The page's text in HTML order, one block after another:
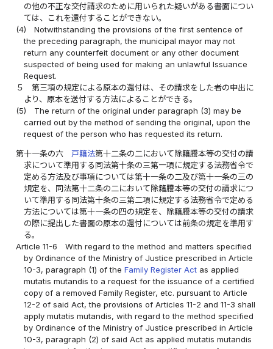
の他の不正な交付請求のために用いられた疑いがある書面につい
ては、これを還付することができない。
(4)
Notwithstanding the provisions of the first sentence of
the preceding paragraph, the municipal mayor may not
return any counterfeit document or any other document
suspected of being used for making an unlawful Issuance
Request.
５
第三項の規定による原本の還付は、その請求をした者の申出に
より、原本を送付する方法によることができる。
(5)
The return of the original under paragraph (3) may be
carried out by the method of sending the original, upon the
request of the person who has requested its return.
第十一条の六 戸籍法第十二条の二において除籍謄本等の交付の請
求について準用する同法第十条の三第一項に規定する法務省令で
定める方法及び事項については第十一条の二及び第十一条の三の
規定を、同法第十二条の二において除籍謄本等の交付の請求につ
いて準用する同法第十条の三第二項に規定する法務省令で定める
方法については第十一条の四の規定を、除籍謄本等の交付の請求
の際に提出した書面の原本の還付については前条の規定を準用す
る。
Article 11-6
With regard to the method and matters specified
by Ordinance of the Ministry of Justice prescribed in Article
10-3, paragraph (1) of theFamily Register Act as applied
mutatis mutandis to a request for the issuance of a certified
copy of a removed Family Register, etc. pursuant to Article
12-2 of said Act, the provisions of Articles 11-2 and 11-3 shall
apply mutatis mutandis, with regard to the method specified
by Ordinance of the Ministry of Justice prescribed in Article
10-3, paragraph (2) of said Act as applied mutatis mutandis